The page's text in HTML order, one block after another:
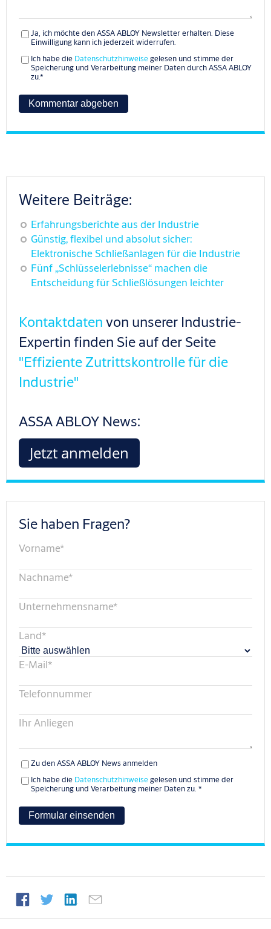
Ja, ich möchte den ASSA ABLOY Newsletter erhalten. Diese
Einwilligung kann ich jederzeit widerrufen.
Ich habe die Datenschutzhinweisegelesen und stimme der
Speicherung und Verarbeitung meiner Daten durch ASSA ABLOY
zu.*
Weitere Beiträge:
Erfahrungsberichte aus der Industrie
Günstig, flexibel und absolut sicher:
Elektronische Schließanlagen für die Industrie
Fünf „Schlüsselerlebnisse“ machen die
Entscheidung für Schließlösungen leichter
Kontaktdaten von unserer Industrie-
Expertin finden Sie auf der Seite
"Effiziente Zutrittskontrolle für die
Industrie"
ASSA ABLOY News:
Jetzt anmelden
Sie haben Fragen?
Vorname*
Nachname*
Unternehmensname*
Land*
E-Mail*
Telefonnummer
Ihr Anliegen
Zu den ASSA ABLOY News anmelden
Ich habe die Datenschutzhinweisegelesen und stimme der
Speicherung und Verarbeitung meiner Daten zu. *